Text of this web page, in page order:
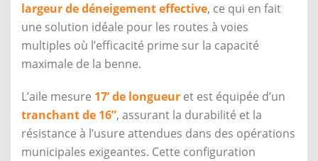
largeur de déneigement effective, ce qui en fait
une solution idéale pour les routes à voies
multiples où l’efficacité prime sur la capacité
maximale de la benne.
L’aile mesure 17’ de longueur et est équipée d’un
tranchant de 16”, assurant la durabilité et la
résistance à l’usure attendues dans des opérations
municipales exigeantes. Cette configuration